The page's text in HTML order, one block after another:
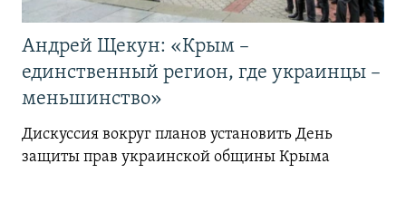
Андрей Щекун: «Крым –
единственный регион, где украинцы –
меньшинство»
Дискуссия вокруг планов установить День
защиты прав украинской общины Крыма